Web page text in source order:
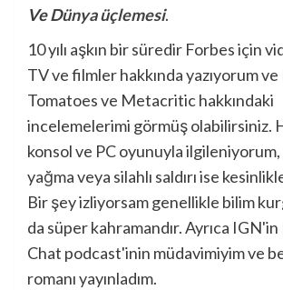
VeDünya üçlemesi.
10 yılı aşkın bir süredir Forbes için
TV ve filmler hakkında yazıyorum
Tomatoes ve Metacritic hakkındaki
incelemelerimi görmüş olabilirsiniz.
konsol ve PC oyunuyla
yağma veya silahlı saldırı ise
Bir şey izliyorsam genellikle bilim
da süper kahramandır. Ayrıca
Chat podcast'inin müdavimiyim ve
romanı yayınladım.